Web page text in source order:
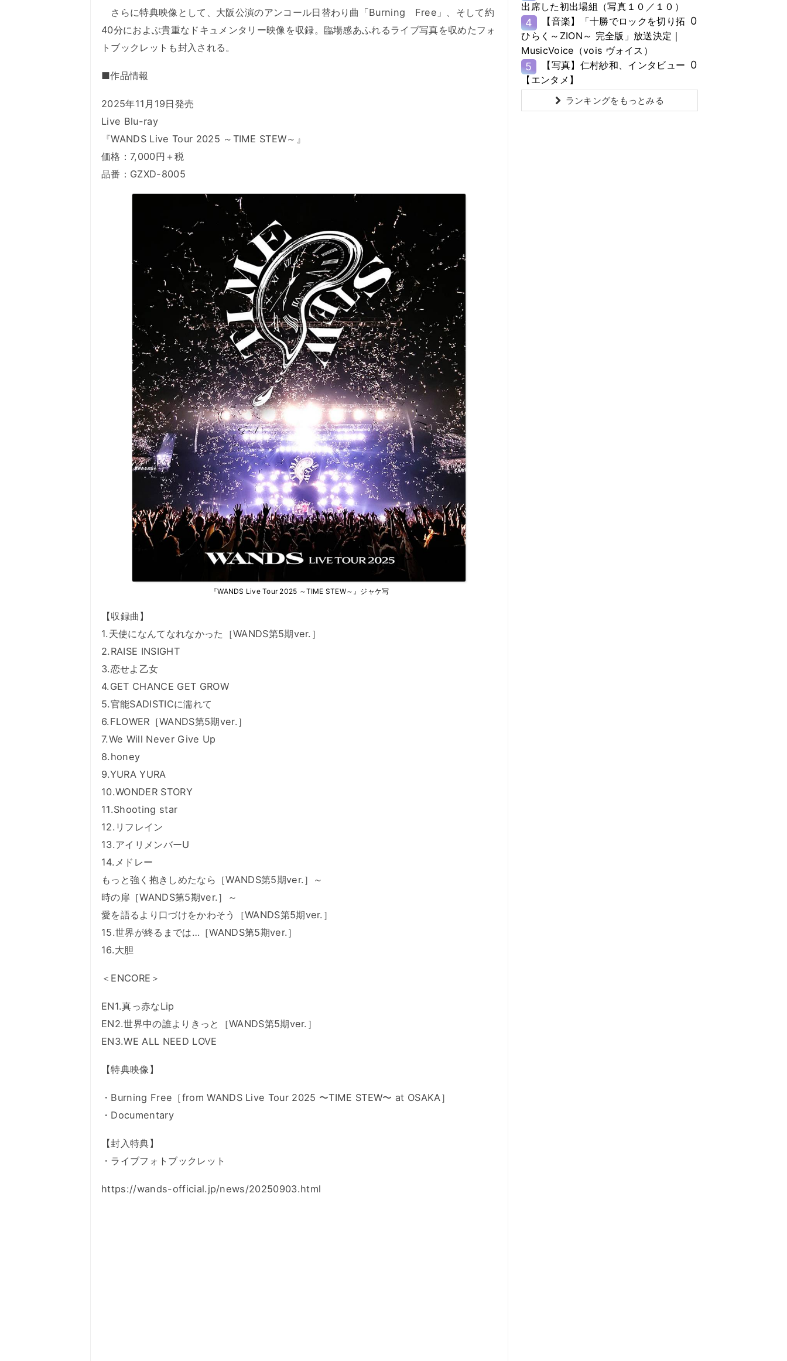
さらに特典映像として、大阪公演のアンコール日替わり曲「Burning Free」、そして約
40分におよぶ貴重なドキュメンタリー映像を収録。臨場感あふれるライブ写真を収めたフォ
トブックレットも封入される。
■作品情報
2025年11月19日発売
Live Blu-ray
『WANDS Live Tour 2025 ～TIME STEW～』
価格：7,000円＋税
品番：GZXD-8005
『WANDS Live Tour 2025 ～TIME STEW～』ジャケ写
【収録曲】
1.天使になんてなれなかった［WANDS第5期ver.］
2.RAISE INSIGHT
3.恋せよ乙女
4.GET CHANCE GET GROW
5.官能SADISTICに濡れて
6.FLOWER［WANDS第5期ver.］
7.We Will Never Give Up
8.honey
9.YURA YURA
10.WONDER STORY
11.Shooting star
12.リフレイン
13.アイリメンバーU
14.メドレー
もっと強く抱きしめたなら［WANDS第5期ver.］～
時の扉［WANDS第5期ver.］～
愛を語るより口づけをかわそう［WANDS第5期ver.］
15.世界が終るまでは…［WANDS第5期ver.］
16.大胆
＜ENCORE＞
EN1.真っ赤なLip
EN2.世界中の誰よりきっと［WANDS第5期ver.］
EN3.WE ALL NEED LOVE
【特典映像】
・Burning Free［from WANDS Live Tour 2025 〜TIME STEW〜 at OSAKA］
・Documentary
【封入特典】
・ライブフォトブックレット
https://wands-official.jp/news/20250903.html
出席した初出場組（写真１０／１０）
4
【音楽】「十勝でロックを切り拓
ひらく～ZION～ 完全版」放送決定｜
MusicVoice（vois ヴォイス）
0
5
【写真】仁村紗和、インタビュー
【エンタメ】
0
ランキングをもっとみる